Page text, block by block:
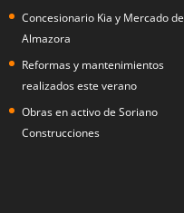
Concesionario Kia y Mercado de
Almazora
Reformas y mantenimientos
realizados este verano
Obras en activo de Soriano
Construcciones